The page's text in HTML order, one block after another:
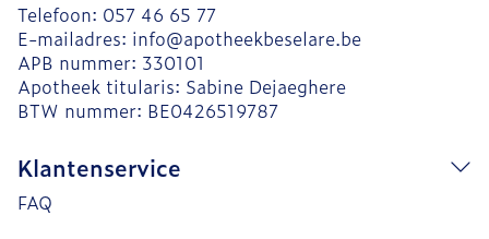
Telefoon: 057 46 65 77
E-mailadres: info@apotheekbeselare.be
APB nummer: 330101
Apotheek titularis: Sabine Dejaeghere
BTW nummer: BE0426519787
Klantenservice
FAQ